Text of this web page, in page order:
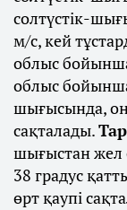
солтүстік-
м/с, кей
облыс
облыс
шығысында,
сақталады.
шығыстан жел
38 градус
өрт қаупі